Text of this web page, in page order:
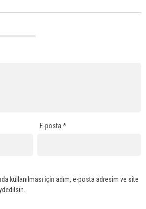
E-posta*
kullanılması için adım, e-posta adresim ve site